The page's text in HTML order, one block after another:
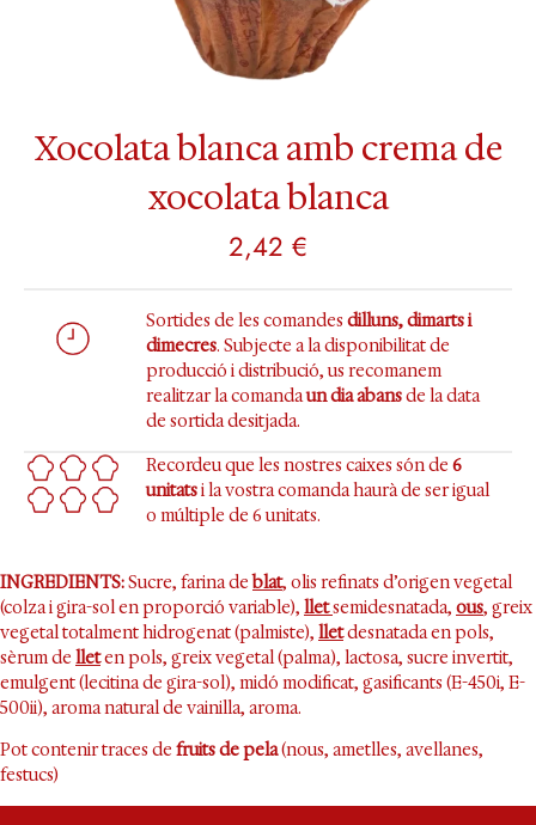
Xocolata blanca amb crema de
xocolata blanca
2,42 €
Sortides de les comandes dilluns, dimarts i
dimecres. Subjecte a la disponibilitat de
producció i distribució, us recomanem
realitzar la comandaun dia abansde la data
de sortida desitjada.
Recordeu que les nostres caixes són de 6
unitatsi la vostra comanda haurà de ser igual
o múltiple de 6 unitats.
INGREDIENTS:Sucre, farina deblat, olis refinats d’origen vegetal
(colza i gira-sol en proporció variable), lletsemidesnatada, ous, greix
vegetal totalment hidrogenat (palmiste), lletdesnatada en pols,
sèrum de lleten pols, greix vegetal (palma), lactosa, sucre invertit,
emulgent (lecitina de gira-sol), midó modificat, gasificants (E-450i, E-
500ii), aroma natural de vainilla, aroma.
Pot contenir traces de fruits de pela(nous, ametlles, avellanes,
festucs)